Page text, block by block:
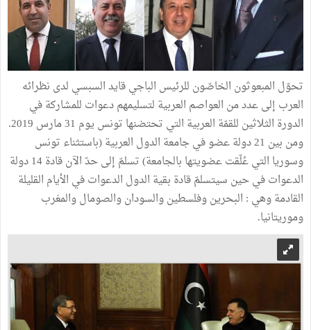
تحوّل المبعوثون الخاصّون للرئيس الباجي قايد السبسي لدى نظرائه
العرب إلى عدد من العواصم العربية لتسليمهم دعوات للمشاركة في
الدورة الثلاثين للقمّة العربية التي تحتضنها تونس يوم 31 مارس 2019.
ومن بين 21 دولة عضو في جامعة الدول العربية (باستثناء تونس
وسوريا التي عُلّقت عضويتها بالجامعة) تسلمّ إلى حدّ الآن قادة 14 دولة
الدعوات في حين سيتسلمّ قادة بقية الدول الدعوات في الأيام القليلة
القادمة وهي : البحرين وفلسطين والسودان والصومال والمغرب
وموريتانيا.